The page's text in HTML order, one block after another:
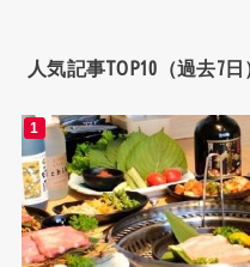
人気記事TOP10（過去7日